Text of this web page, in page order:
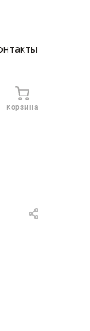
Корзина